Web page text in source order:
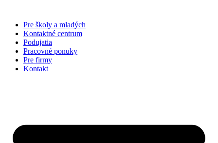
obsah
Pre školy a mladých
Kontaktné centrum
Podujatia
Pracovné ponuky
Pre firmy
Kontakt